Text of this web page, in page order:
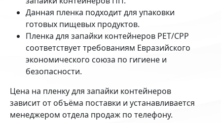
Данная пленка подходит для упаковки
готовых пищевых продуктов.
Пленка для запайки контейнеров PET/CPP
соответствует требованиям Евразийского
экономического союза по гигиене и
безопасности.
Цена на пленку для запайки контейнеров
зависит от объёма поставки и устанавливается
менеджером отдела продаж по телефону.